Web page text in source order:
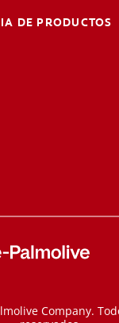
DE PRODUCTOS
Company.